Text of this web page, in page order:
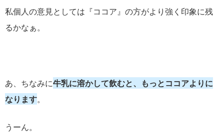
私個人の意見としては『ココア』の方がより強く印象に残
るかなぁ。
あ、ちなみに牛乳に溶かして飲むと、もっとココアよりに
なります。
うーん。